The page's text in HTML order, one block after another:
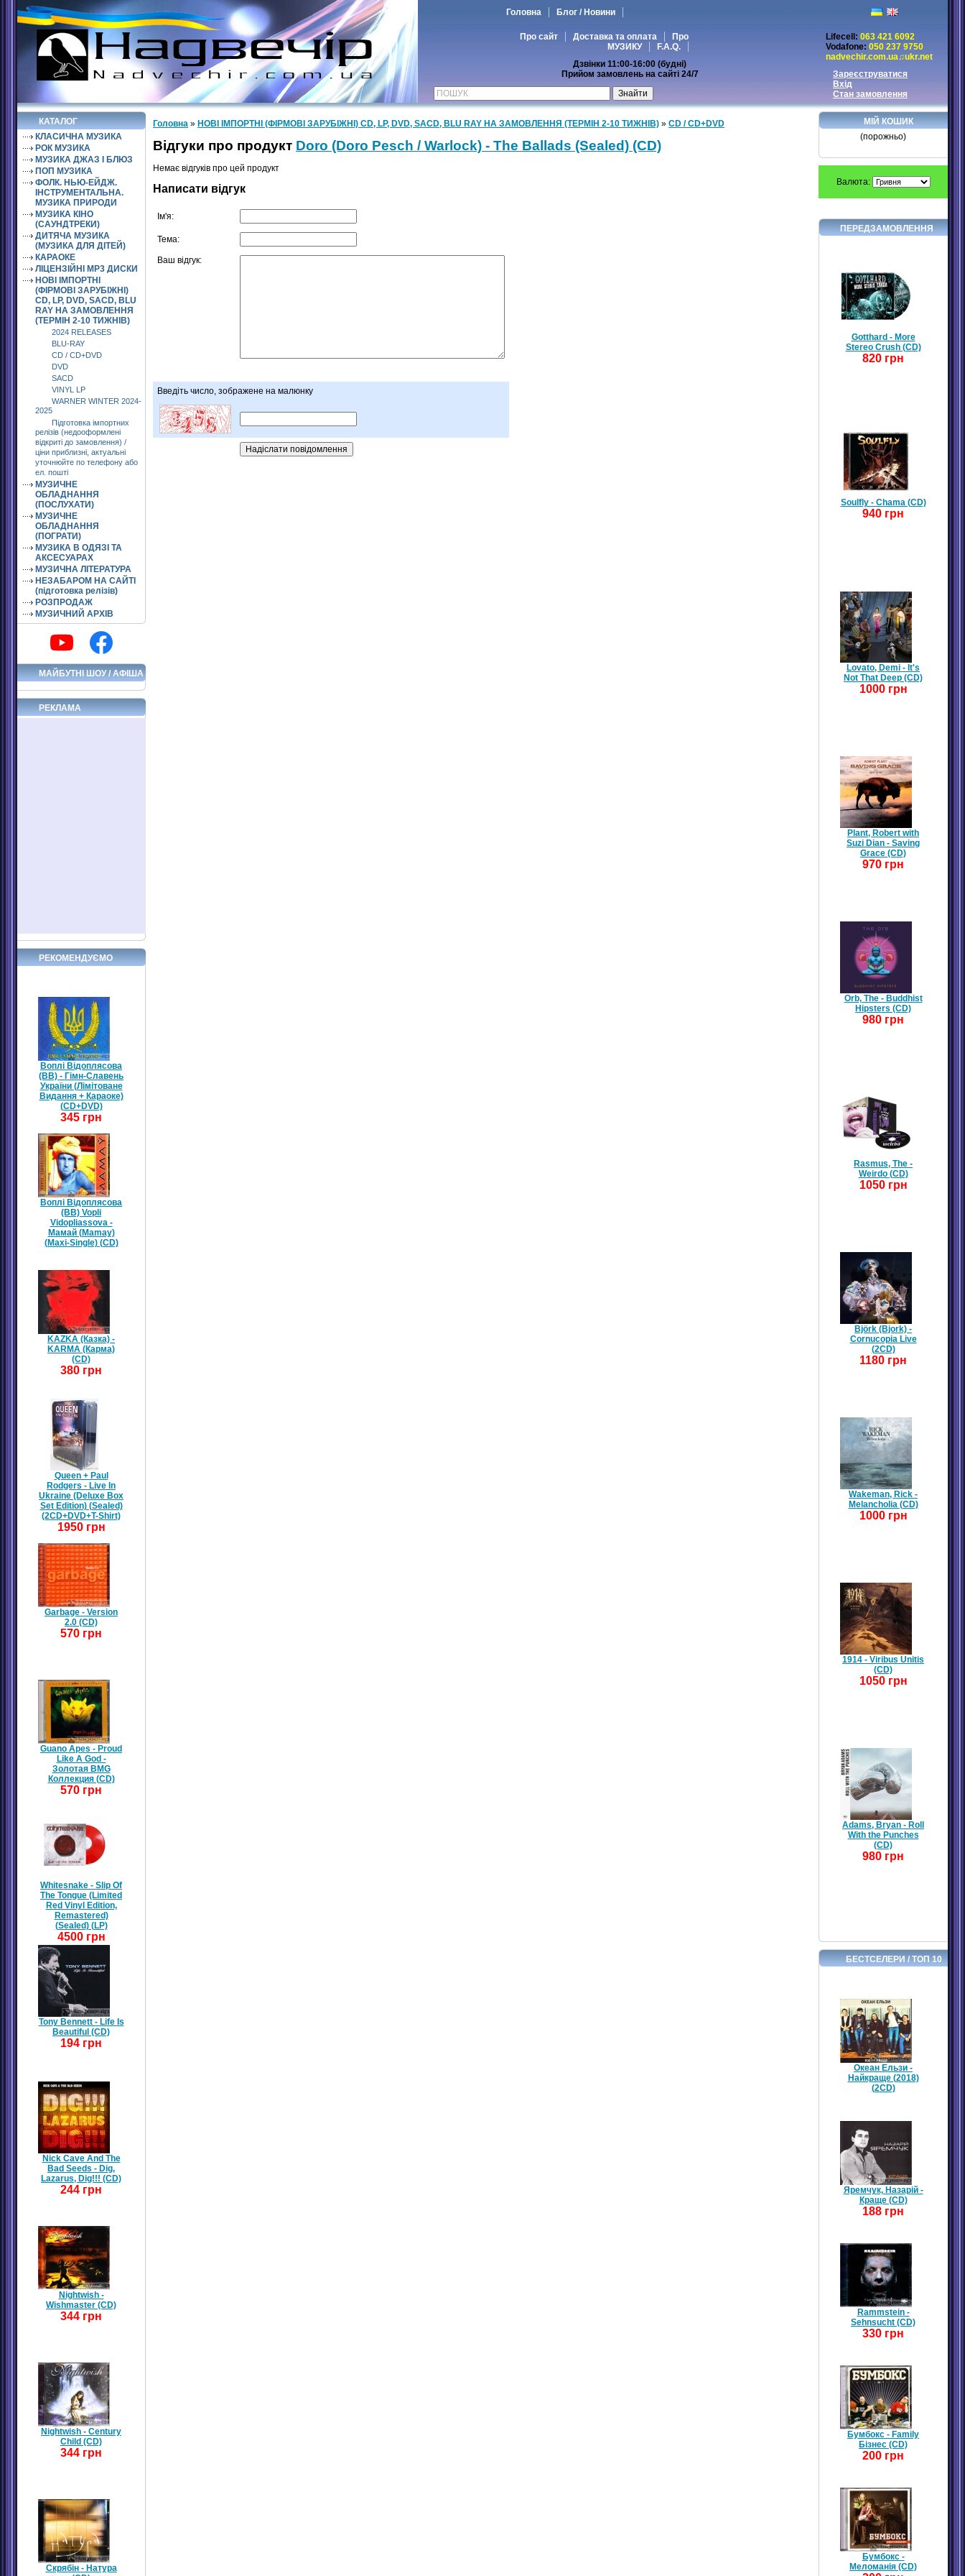
Головна Блог / Новини
Про сайт Доставка та оплата
Про
МУЗИКУ
F.A.Q.
Дзвінки 11:00-16:00 (будні)
Прийом замовлень на сайті 24/7
Lifecell: 063 421 6092
Vodafone: 050 237 9750
nadvechir.com.ua♫ukr.net
Зареєструватися
Вхід
Стан замовлення
КАТАЛОГ
КЛАСИЧНА МУЗИКА
РОК МУЗИКА
МУЗИКА ДЖАЗ І БЛЮЗ
ПОП МУЗИКА
ФОЛК. НЬЮ-ЕЙДЖ.
ІНСТРУМЕНТАЛЬНА.
МУЗИКА ПРИРОДИ
МУЗИКА КІНО
(САУНДТРЕКИ)
ДИТЯЧА МУЗИКА
(МУЗИКА ДЛЯ ДІТЕЙ)
КАРАОКЕ
ЛІЦЕНЗІЙНІ MP3 ДИСКИ
НОВІ ІМПОРТНІ
(ФІРМОВІ ЗАРУБІЖНІ)
CD, LP, DVD, SACD, BLU
RAY НА ЗАМОВЛЕННЯ
(ТЕРМІН 2-10 ТИЖНІВ)
2024 RELEASES
BLU-RAY
CD / CD+DVD
DVD
SACD
VINYL LP
WARNER WINTER 2024-
2025
Підготовка імпортних
релізів (недооформлені
відкриті до замовлення) /
ціни приблизні, актуальні
уточнюйте по телефону або
ел. пошті
МУЗИЧНЕ
ОБЛАДНАННЯ
(ПОСЛУХАТИ)
МУЗИЧНЕ
ОБЛАДНАННЯ
(ПОГРАТИ)
МУЗИКА В ОДЯЗІ ТА
АКСЕСУАРАХ
МУЗИЧНА ЛІТЕРАТУРА
НЕЗАБАРОМ НА САЙТІ
(підготовка релізів)
РОЗПРОДАЖ
МУЗИЧНИЙ АРХІВ
МАЙБУТНІ ШОУ / АФІША
РЕКЛАМА
РЕКОМЕНДУЄМО
Воплі Відоплясова
(ВВ) - Гімн-Славень
України (Лімітоване
Видання + Караоке)
(CD+DVD)
345 грн
Воплі Відоплясова
(ВВ) Vopli
Vidopliassova -
Мамай (Mamay)
(Maxi-Single) (CD)
KAZKA (Казка) -
KARMA (Карма)
(CD)
380 грн
Queen + Paul
Rodgers - Live In
Ukraine (Deluxe Box
Set Edition) (Sealed)
(2CD+DVD+T-Shirt)
1950 грн
Garbage - Version
2.0 (CD)
570 грн
Guano Apes - Proud
Like A God -
Золотая BMG
Коллекция (CD)
570 грн
Whitesnake - Slip Of
The Tongue (Limited
Red Vinyl Edition,
Remastered)
(Sealed) (LP)
4500 грн
Tony Bennett - Life Is
Beautiful (CD)
194 грн
Nick Cave And The
Bad Seeds - Dig,
Lazarus, Dig!!! (CD)
244 грн
Nightwish -
Wishmaster (CD)
344 грн
Nightwish - Century
Child (CD)
344 грн
Скрябін - Натура
Головна » НОВІ ІМПОРТНІ (ФІРМОВІ ЗАРУБІЖНІ) CD, LP, DVD, SACD, BLU RAY НА ЗАМОВЛЕННЯ (ТЕРМІН 2-10 ТИЖНІВ) » CD / CD+DVD
Відгуки про продукт Doro (Doro Pesch / Warlock) - The Ballads (Sealed) (CD)
Немає відгуків про цей продукт
Написати відгук
Ім'я:
Тема:
Ваш відгук:
Введіть число, зображене на малюнку
МІЙ КОШИК
(порожньо)
Валюта:
ПЕРЕДЗАМОВЛЕННЯ
Gotthard - More
Stereo Crush (CD)
820 грн
Soulfly - Chama (CD)
940 грн
Lovato, Demi - It's
Not That Deep (CD)
1000 грн
Plant, Robert with
Suzi Dian - Saving
Grace (CD)
970 грн
Orb, The - Buddhist
Hipsters (CD)
980 грн
Rasmus, The -
Weirdo (CD)
1050 грн
Björk (Bjork) -
Cornucopia Live
(2CD)
1180 грн
Wakeman, Rick -
Melancholia (CD)
1000 грн
1914 - Viribus Unitis
(CD)
1050 грн
Adams, Bryan - Roll
With the Punches
(CD)
980 грн
БЕСТСЕЛЕРИ / ТОП 10
Океан Ельзи -
Найкраще (2018)
(2CD)
Яремчук, Назарій -
Краще (CD)
188 грн
Rammstein -
Sehnsucht (CD)
330 грн
Бумбокс - Family
Бізнес (CD)
200 грн
Бумбокс -
Меломанія (CD)